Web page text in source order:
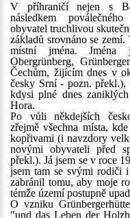
V příhraničí nejen s
následkem
obyvatel truchlivou
základů srovnáno se
místní jména. Jména
Obergrünberg,
Čechům, žijícím dnes v
česky Srní - pozn. překl.),
kdysi plné dnes
Hora.
Po vůli někdejších
zřejmě všechna místa,
kopřivami (i navzdory
novými obyvateli před
překl.). Já jsem se v roce
jsem tam se svými rodiči
zabránil tomu, aby moje
témže území postupně
O vzniku
"und das Leben der